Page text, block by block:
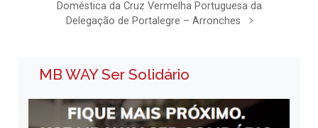
Doméstica da Cruz Vermelha Portuguesa da
Delegação de Portalegre – Arronches
MB WAY Ser Solidário